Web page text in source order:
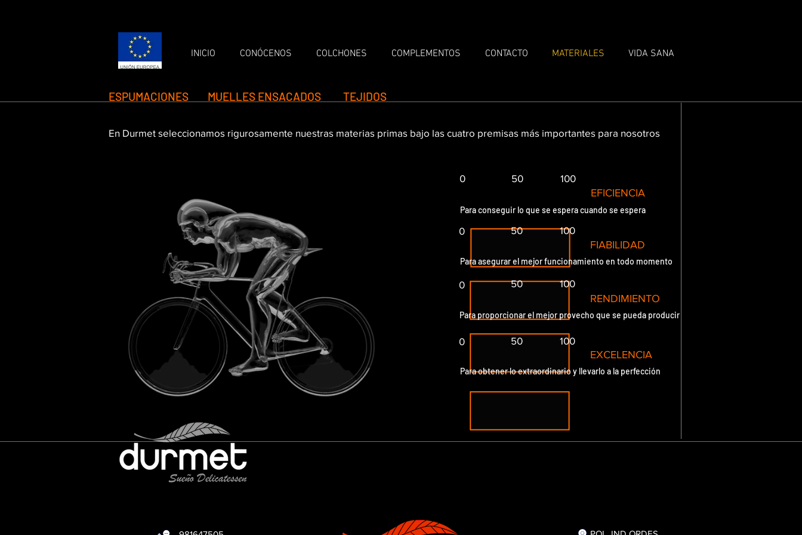
INICIO CONÓCENOS COLCHONES COMPLEMENTOS CONTACTO MATERIALES VIDA SANA
ESPUMACIONES MUELLES ENSACADOS TEJIDOS
En Durmet seleccionamos rigurosamente nuestras materias primas bajo las cuatro premisas más importantes para nosotros
0 50 100
EFICIENCIA
Para conseguir lo que se espera cuando se espera
0 50 100
FIABILIDAD
Para asegurar el mejor funcionamiento en todo momento
0 50 100
RENDIMIENTO
Para proporcionar el mejor provecho que se pueda producir
0 50 100
EXCELENCIA
Para obtener lo extraordinario y llevarlo a la perfección